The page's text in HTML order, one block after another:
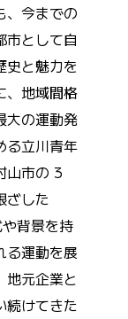
、今までの
市として自
史と魅力を
、地域間格
大の運動発
る立川青年
山市の 3
ざした
背景を持
る運動を展
地元企業と
続けてきた